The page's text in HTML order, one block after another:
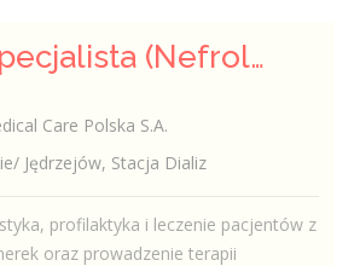
Lekarz Specjalista (Nefrolog / Internista) (K/M/N)
Care Polska S.A.
Stacja Dializ
profilaktyka i leczenie pacjentów z
oraz prowadzenie terapii